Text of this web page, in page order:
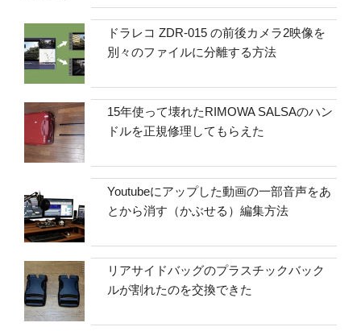
ドラレコ ZDR-015 の前後カメラ2映像を
別々のファイルに分離する方法
15年使って壊れたRIMOWA SALSAのハン
ドルを正規修理してもらえた
Youtubeにアップした動画の一部音声をあ
とから消す（かぶせる）編集方法
リアサイドバッグのプラスチックバック
ルが割れたのを交換できた